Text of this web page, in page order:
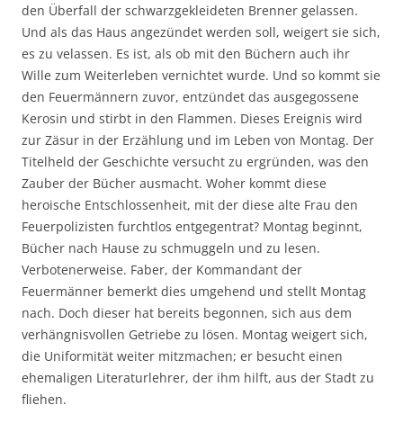
den Überfall der schwarzgekleideten Brenner gelassen.
Und als das Haus angezündet werden soll, weigert sie sich,
es zu velassen. Es ist, als ob mit den Büchern auch ihr
Wille zum Weiterleben vernichtet wurde. Und so kommt sie
den Feuermännern zuvor, entzündet das ausgegossene
Kerosin und stirbt in den Flammen. Dieses Ereignis wird
zur Zäsur in der Erzählung und im Leben von Montag. Der
Titelheld der Geschichte versucht zu ergründen, was den
Zauber der Bücher ausmacht. Woher kommt diese
heroische Entschlossenheit, mit der diese alte Frau den
Feuerpolizisten furchtlos entgegentrat? Montag beginnt,
Bücher nach Hause zu schmuggeln und zu lesen.
Verbotenerweise. Faber, der Kommandant der
Feuermänner bemerkt dies umgehend und stellt Montag
nach. Doch dieser hat bereits begonnen, sich aus dem
verhängnisvollen Getriebe zu lösen. Montag weigert sich,
die Uniformität weiter mitzmachen; er besucht einen
ehemaligen Literaturlehrer, der ihm hilft, aus der Stadt zu
fliehen.